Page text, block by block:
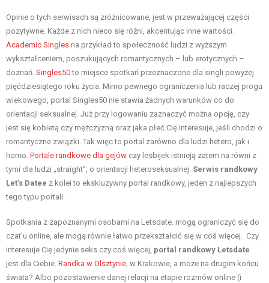
Opinie o tych serwisach są zróżnicowane, jest w przeważającej części
pozytywne. Każde z nich nieco się różni, akcentując inne wartości.
Academic Singles na przykład to społeczność ludzi z wyższym
wykształceniem, poszukujących romantycznych – lub erotycznych –
doznań. Singles50to miejsce spotkań przeznaczone dla singli powyżej
pięćdziesiątego roku życia. Mimo pewnego ograniczenia lub raczej progu
wiekowego, portal Singles50 nie stawia żadnych warunków co do
orientacji seksualnej. Już przy logowaniu zaznaczyć można opcję, czy
jest się kobietą czy mężczyzną oraz jaka płeć Cię interesuje, jeśli chodzi o
romantyczne związki. Tak więc to portal zarówno dla ludzi hetero, jak i
homo. Portale randkowe dla gejów czy lesbijek istnieją zatem na równi z
tymi dla ludzi „straight”, o orientacji heteroseksualnej. Serwis randkowy
Let’s Datee z kolei to ekskluzywny portal randkowy, jeden z najlepszych
tego typu portali.
Spotkania z zapoznanymi osobami na Letsdate. mogą ograniczyć się do
czat’u online, ale mogą równie łatwo przekształcić się w coś więcej. Czy
interesuje Cię jedynie seks czy coś więcej, portal randkowy Letsdate
jest dla Ciebie. Randka w Olsztynie, w Krakowie, a może na drugim końcu
świata? Albo pozostawienie danej relacji na etapie rozmów online (i